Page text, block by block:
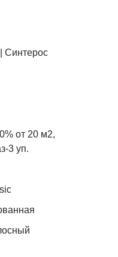
Синтерос
от 20 м2,
3 уп.